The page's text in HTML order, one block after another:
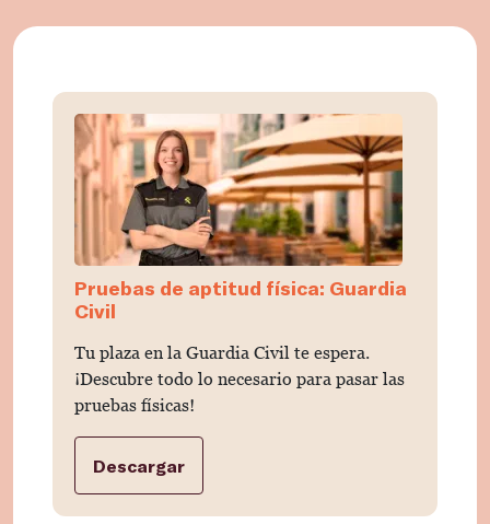
Pruebas de aptitud física: Guardia
Civil
Tu plaza en la Guardia Civil te espera.
¡Descubre todo lo necesario para pasar las
pruebas físicas!
Descargar